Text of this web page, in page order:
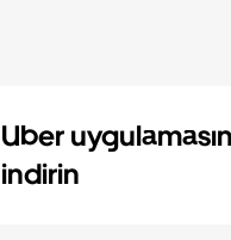
Uber
indirin